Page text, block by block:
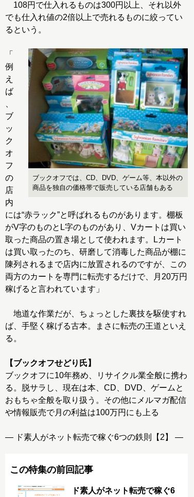
108円で仕入れるものは300円以上、それ以外
でも仕入れ値の2倍以上で売れるものに絞ってい
るという。
ブックオフでは、CD、DVD、ゲーム等、本以外の
商品を独自の価格帯で販売している店舗もある
「
例
え
ば
ブ
ッ
ク
オ
フ
の
店
内
には“赤ラック”と呼ばれるものがあります。棚板
がV字のものとL字のものがあり、Vカートは買い
取った商品の置き場として使われます。Lカート
は買い取ったのち、研磨して消毒した商品が棚に
陳列されるまで店内に放置されるのですが、この
両方のカートを専門に転売するだけで、月20万円
稼げると言われています」
地道な作業だが、ちょっとした裏技を駆使すれ
ば、手堅く稼げる古本。まさに転売の王道といえ
る。
【ブックオフせどり氏】
ブックオフに10年務め、リサイクル業全般に携わ
る。脱サラし、現在は本、CD、DVD、ゲームと
おもちゃ全般を取り扱う。その他にメルマガ配信
や情報販売で月の利益は100万円にも上る
― ド素人がネット転売で稼ぐ6つの鉄則【2】 ―
この特集の前回記事
ド素人がネット転売で稼ぐ6